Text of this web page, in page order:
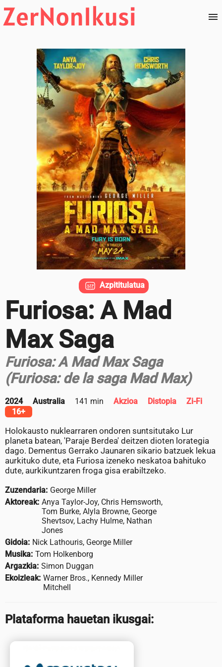
Furiosa: A Mad
Max Saga
Furiosa: A Mad Max Saga
(Furiosa: de la saga Mad Max)
2024 Australia 141 min Akzioa Distopia
Zi-Fi
16+
Holokausto nuklearraren ondoren suntsitutako Lur
planeta batean, 'Paraje Berdea' deitzen dioten lorategia
dago. Dementus Gerrako Jaunaren sikario batzuek lekua
aurkituko dute, eta Furiosa izeneko neskatoa bahituko
dute, aurkikuntzaren froga gisa erabiltzeko.
Zuzendaria: George Miller
Aktoreak: Anya Taylor-Joy, Chris Hemsworth,
Tom Burke, Alyla Browne, George
Shevtsov, Lachy Hulme, Nathan
Jones
Gidoia: Nick Lathouris, George Miller
Musika: Tom Holkenborg
Argazkia: Simon Duggan
Ekoizleak: Warner Bros., Kennedy Miller
Mitchell
Plataforma hauetan ikusgai:
Azpititulatua